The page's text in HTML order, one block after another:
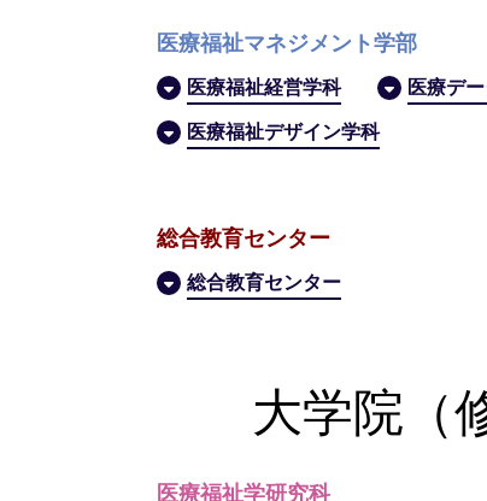
医療福祉マネジメント学部
医療福祉経営学科 医療デ
医療福祉デザイン学科
総合教育センター
総合教育センター
大学院（
医療福祉学研究科